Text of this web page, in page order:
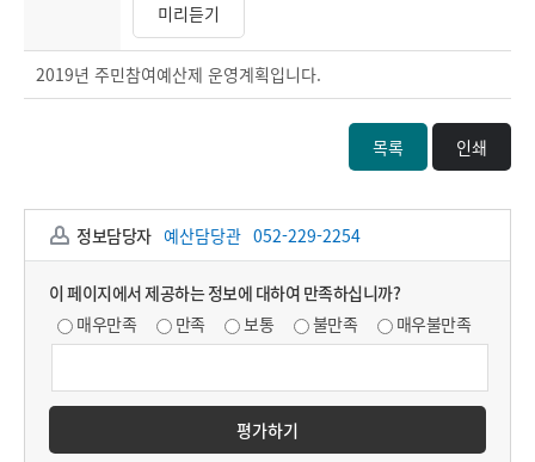
미리듣기
2019년 주민참여예산제 운영계획입니다.
목록 인쇄
정보담당자 예산담당관 052-229-2254
이 페이지에서 제공하는 정보에 대하여 만족하십니까?
매우만족
만족 보통 불만족 매우불만족
평가하기